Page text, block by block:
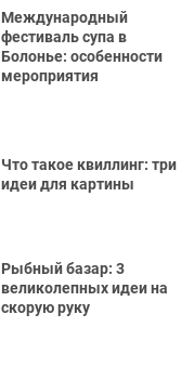
Международный
фестиваль супа в
Болонье: особенности
мероприятия
Что такое квиллинг: три
идеи для картины
Рыбный базар: 3
великолепных идеи на
скорую руку